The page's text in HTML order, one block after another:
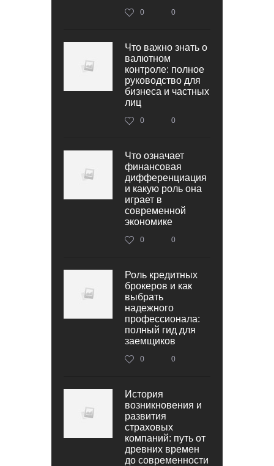
0 0
Что важно знать о
валютном
контроле: полное
руководство для
бизнеса и частных
лиц
0 0
Что означает
финансовая
дифференциация
и какую роль она
играет в
современной
экономике
0 0
Роль кредитных
брокеров и как
выбрать
надежного
профессионала:
полный гид для
заемщиков
0 0
История
возникновения и
развития
страховых
компаний: путь от
древних времен
до современности